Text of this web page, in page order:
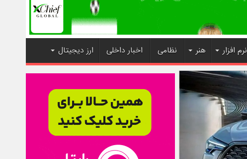
نرم افزار هنر نظامی اخبار داخلی ارز دیجیتال